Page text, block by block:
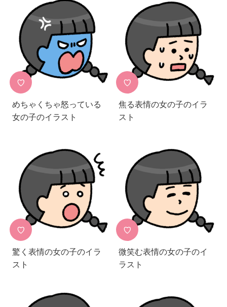
♡
めちゃくちゃ怒っている
女の子のイラスト
♡
焦る表情の女の子のイラ
スト
♡
驚く表情の女の子のイラ
スト
♡
微笑む表情の女の子のイ
ラスト